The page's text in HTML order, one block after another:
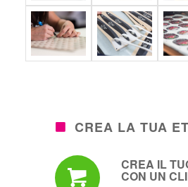
CREA LA TUA
CREA IL
CON UN